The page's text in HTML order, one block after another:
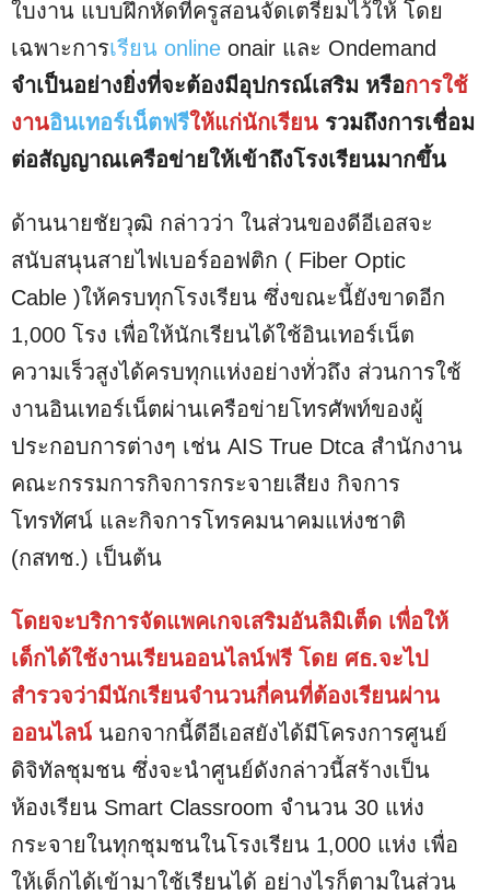
ใบงาน แบบฝึกหัดที่ครูสอนจัดเตรียมไว้ให้ โดย
เฉพาะการเรียน online onair และ Ondemand
จำเป็นอย่างยิ่งที่จะต้องมีอุปกรณ์เสริม หรือการใช้
งานอินเทอร์เน็ตฟรีให้แก่นักเรียน รวมถึงการเชื่อม
ต่อสัญญาณเครือข่ายให้เข้าถึงโรงเรียนมากขึ้น
ด้านนายชัยวุฒิ กล่าวว่า ในส่วนของดีอีเอสจะ
สนับสนุนสายไฟเบอร์ออฟติก ( Fiber Optic
Cable )ให้ครบทุกโรงเรียน ซึ่งขณะนี้ยังขาดอีก
1,000 โรง เพื่อให้นักเรียนได้ใช้อินเทอร์เน็ต
ความเร็วสูงได้ครบทุกแห่งอย่างทั่วถึง ส่วนการใช้
งานอินเทอร์เน็ตผ่านเครือข่ายโทรศัพท์ของผู้
ประกอบการต่างๆ เช่น AIS True Dtca สำนักงาน
คณะกรรมการกิจการกระจายเสียง กิจการ
โทรทัศน์ และกิจการโทรคมนาคมแห่งชาติ
(กสทช.) เป็นต้น
โดยจะบริการจัดแพคเกจเสริมอันลิมิเต็ด เพื่อให้
เด็กได้ใช้งานเรียนออนไลน์ฟรี โดย ศธ.จะไป
สำรวจว่ามีนักเรียนจำนวนกี่คนที่ต้องเรียนผ่าน
ออนไลน์ นอกจากนี้ดีอีเอสยังได้มีโครงการศูนย์
ดิจิทัลชุมชน ซึ่งจะนำศูนย์ดังกล่าวนี้สร้างเป็น
ห้องเรียน Smart Classroom จำนวน 30 แห่ง
กระจายในทุกชุมชนในโรงเรียน 1,000 แห่ง เพื่อ
ให้เด็กได้เข้ามาใช้เรียนได้ อย่างไรก็ตามในส่วน